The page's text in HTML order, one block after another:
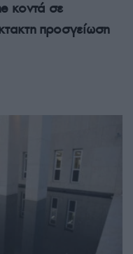
κοντά σε
προσγείωση